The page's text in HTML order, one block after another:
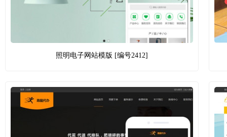
照明电子网站模版 [编号2412]